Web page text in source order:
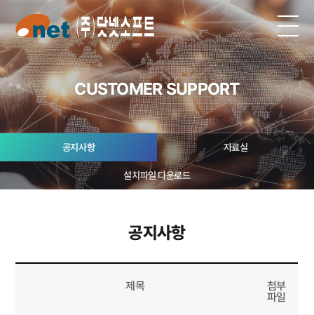
CUSTOMER SUPPORT
공지사항 자료실
설치파일 다운로드
공지사항
제목
첨부
파일